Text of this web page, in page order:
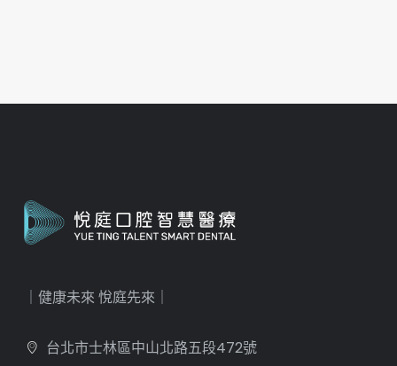
｜健康未來 悅庭先來｜
台北市士林區中山北路五段472號